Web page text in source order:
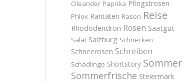
Oleander Paprika Pfingstrosen
Phlox Raritäten Rasen Reise
Rhododendron Rosen Saatgut
Salat Salzburg Schnecken
Schneerosen Schreiben
Schädlinge Shortstory Sommer
Sommerfrische Steiermark